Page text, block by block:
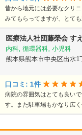
昔から地元には必要なクリ
みてもらってますが、とて
医療法人社団藤榮会 す
内科, 循環器科, 小児科
熊本県熊本市中央区出水1
口コミ: 1件
病院の雰囲気はとても良い
す。また駐車場もかなり広く